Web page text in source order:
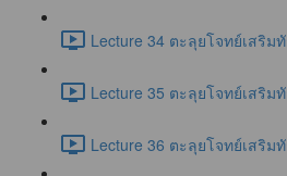
Lecture 34 ตะลุยโจทย์เสริม
Lecture 35 ตะลุยโจทย์เสริม
Lecture 36 ตะลุยโจทย์เสริม